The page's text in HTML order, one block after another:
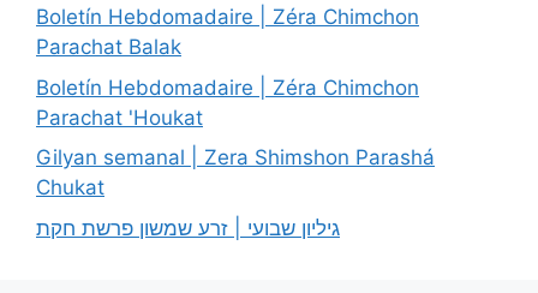
Boletín Hebdomadaire | Zéra Chimchon
Parachat Balak
Boletín Hebdomadaire | Zéra Chimchon
Parachat 'Houkat
Gilyan semanal | Zera Shimshon Parashá
Chukat
גיליון שבועי | זרע שמשון פרשת חקת